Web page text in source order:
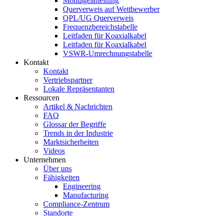
Querverweis auf Wettbewerber
QPL/UG Querverweis
Frequenzbereichstabelle
Leitfaden für Koaxialkabel
Leitfaden für Koaxialkabel
VSWR-Umrechnungstabelle
Kontakt
Kontakt
Vertriebspartner
Lokale Repräsentanten
Ressourcen
Artikel & Nachrichten
FAQ
Glossar der Begriffe
Trends in der Industrie
Marktsicherheiten
Videos
Unternehmen
Über uns
Fähigkeiten
Engineering
Manufacturing
Compliance-Zentrum
Standorte